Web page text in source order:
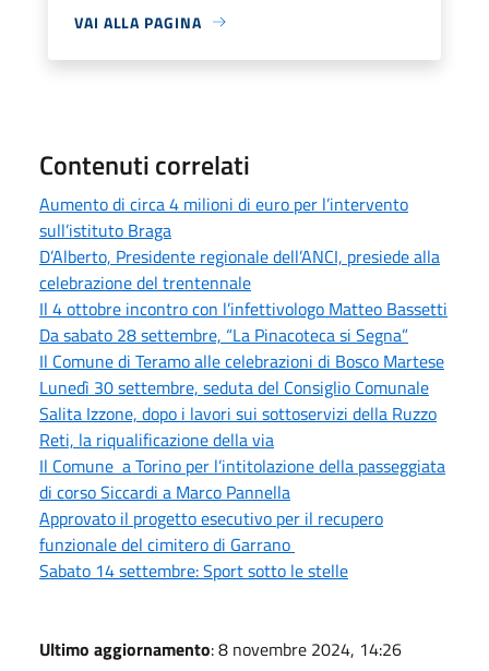
VAI ALLA PAGINA
Contenuti correlati
Aumento di circa 4 milioni di euro per l’intervento
sull’istituto Braga
D’Alberto, Presidente regionale dell’ANCI, presiede alla
celebrazione del trentennale
Il 4 ottobre incontro con l’infettivologo Matteo Bassetti
Da sabato 28 settembre, “La Pinacoteca si Segna”
Il Comune di Teramo alle celebrazioni di Bosco Martese
Lunedì 30 settembre, seduta del Consiglio Comunale
Salita Izzone, dopo i lavori sui sottoservizi della Ruzzo
Reti, la riqualificazione della via
Il Comune a Torino per l’intitolazione della passeggiata
di corso Siccardi a Marco Pannella
Approvato il progetto esecutivo per il recupero
funzionale del cimitero di Garrano
Sabato 14 settembre: Sport sotto le stelle
Ultimo aggiornamento: 8 novembre 2024, 14:26